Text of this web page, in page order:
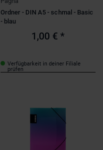
Ordner - DIN A5 - schmal - Basic
- blau
1,00 € *
Verfügbarkeit in deiner Filiale
prüfen